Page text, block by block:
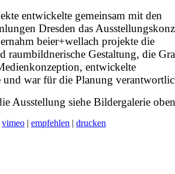
entwickelte gemeinsam mit den
Dresden das
beier+wellach projekte die
raumbildnerische Gestaltung, die
entwickelte
und war für die Planung
Ausstellung siehe Bildergalerie
vimeo | empfehlen | drucken